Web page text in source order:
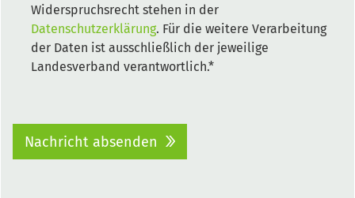
Widerspruchsrecht stehen in der
Datenschutzerklärung. Für die weitere Verarbeitung
der Daten ist ausschließlich der jeweilige
Landesverband verantwortlich.*
Nachricht absenden